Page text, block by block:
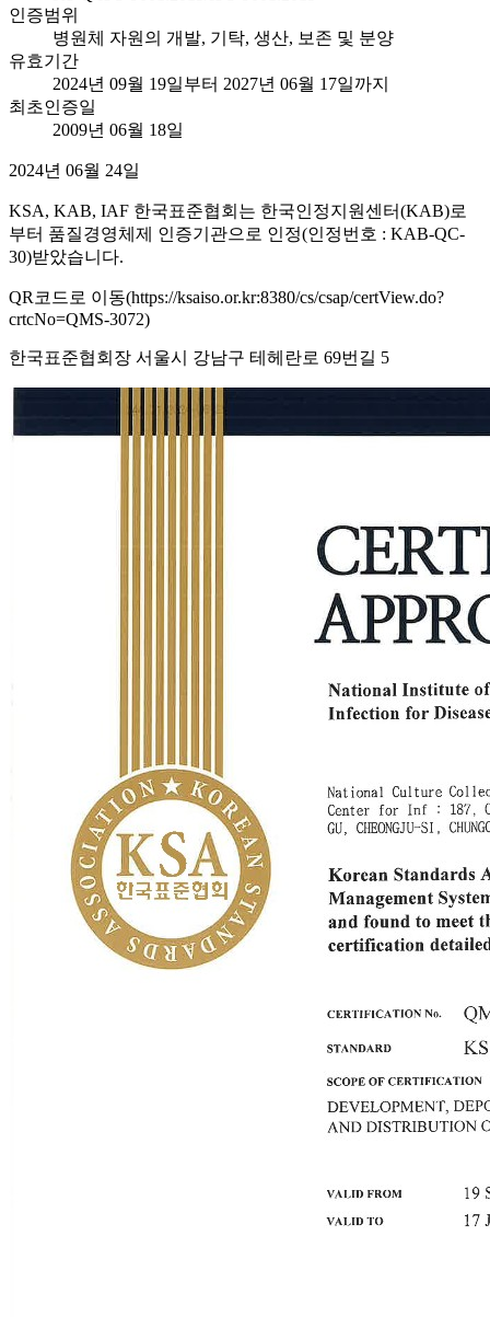
인증범위
병원체 자원의 개발, 기탁, 생산, 보존 및 분양
유효기간
2024년 09월 19일부터 2027년 06월 17일까지
최초인증일
2009년 06월 18일
2024년 06월 24일
KSA, KAB, IAF 한국표준협회는 한국인정지원센터(KAB)로
부터 품질경영체제 인증기관으로 인정(인정번호 : KAB-QC-
30)받았습니다.
QR코드로 이동(https://ksaiso.or.kr:8380/cs/csap/certView.do?
crtcNo=QMS-3072)
한국표준협회장 서울시 강남구 테헤란로 69번길 5